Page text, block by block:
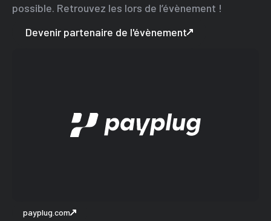
possible. Retrouvez les lors de l’évènement !
Devenir partenaire de l'évènement
payplug.com